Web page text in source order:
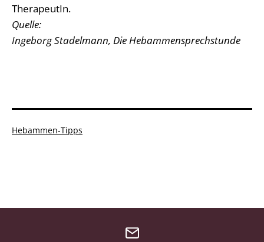
TherapeutIn.
Quelle:
Ingeborg Stadelmann, Die Hebammensprechstunde
Kategorisiert
Hebammen-Tipps